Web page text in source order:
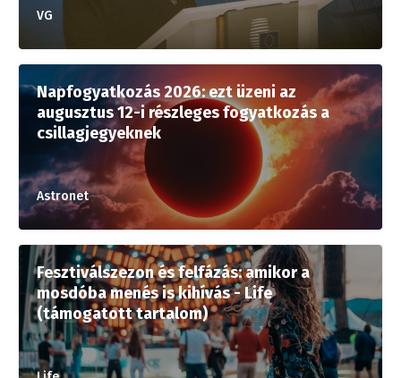
VG
Napfogyatkozás 2026: ezt üzeni az
augusztus 12-i részleges fogyatkozás a
csillagjegyeknek
Astronet
Fesztiválszezon és felfázás: amikor a
mosdóba menés is kihívás - Life
(támogatott tartalom)